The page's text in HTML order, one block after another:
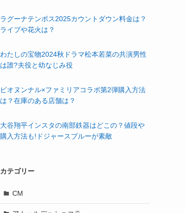
ラグーナテンボス2025カウントダウン料金は？
ライブや花火は？
わたしの宝物2024秋ドラマ松本若菜の共演男性
は誰?夫役と幼なじみ役
ピオヌンナル×ファミリアコラボ第2弾購入方法
は？在庫のある店舗は？
大谷翔平インスタの南部鉄器はどこの？値段や
購入方法も!ドジャースブルーが素敵
カテゴリー
CM